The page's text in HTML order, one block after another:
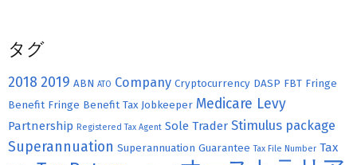
タグ
2018 2019 ABN ATO Company Cryptocurrency DASP FBT Fringe
Benefit Fringe Benefit Tax Jobkeeper Medicare Levy
Partnership Registered Tax Agent Sole Trader Stimulus package
Superannuation Superannuation Guarantee Tax File Number Tax